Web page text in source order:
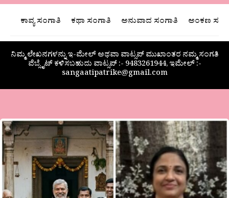
ಕಾವ್ಯ ಸಂಗಾತಿ ಕಥಾ ಸಂಗಾತಿ ಅನುವಾದ ಸಂಗಾತಿ ಅಂಕಣ
ನಿಮ್ಮ ಲೇಖನಗಳನ್ನು ಇ-ಮೇಲ್ ಅಥವಾ ವಾಟ್ಸಪ್ ಮುಖಾಂತರ ನಮ್ಮ ಸಂಗತಿ
ವೆಬ್ಸೈಟ್ ಕಳಿಸಬಹುದು ವಾಟ್ಸಪ್‌ :- 9483261944, ಇಮೇಲ್ :-
sangaatipatrike@gmail.com
“ಹಿರಿಯ
ಮಗುವಿಗೆ….ಹೊರೆಯಾಗದಿರಲಿ
ಭ್ರಾತೃತ್ವ”ವೀಣಾ
ಹೇಮಂತ್
ಗೌಡ